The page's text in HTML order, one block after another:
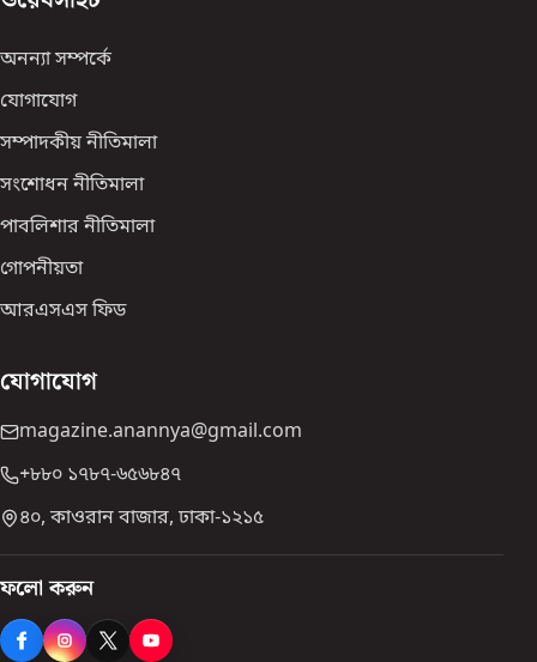
অনন্যা সম্পর্কে
যোগাযোগ
সম্পাদকীয় নীতিমালা
সংশোধন নীতিমালা
পাবলিশার নীতিমালা
গোপনীয়তা
আরএসএস ফিড
যোগাযোগ
magazine.anannya@gmail.com
+৮৮০ ১৭৮৭-৬৫৬৮৪৭
৪০, কাওরান বাজার, ঢাকা-১২১৫
ফলো করুন